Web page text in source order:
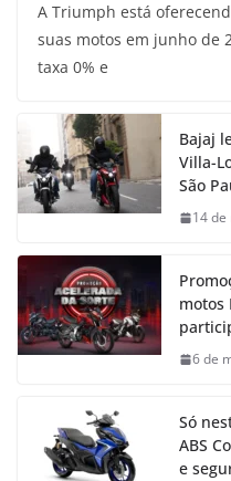
A Triumph está
suas motos em junho de
taxa 0% e
Bajaj
Villa-
São
14
motos
6 de
Só
ABS
e